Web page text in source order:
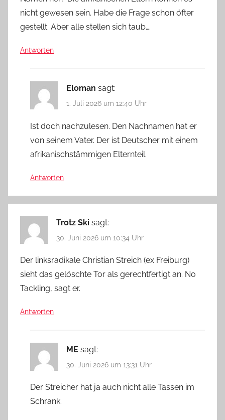
nicht gewesen sein. Habe die Frage schon öfter
gestellt. Aber alle stellen sich taub….
Antworten
Eloman sagt:
1. Juli 2026 um 12:40 Uhr
Ist doch nachzulesen. Den Nachnamen hat er
von seinem Vater. Der ist Deutscher mit einem
afrikanischstämmigen Elternteil.
Antworten
Trotz Ski sagt:
30. Juni 2026 um 10:34 Uhr
Der linksradikale Christian Streich (ex Freiburg)
sieht das gelöschte Tor als gerechtfertigt an. No
Tackling, sagt er.
Antworten
ME sagt:
30. Juni 2026 um 13:31 Uhr
Der Streicher hat ja auch nicht alle Tassen im
Schrank.